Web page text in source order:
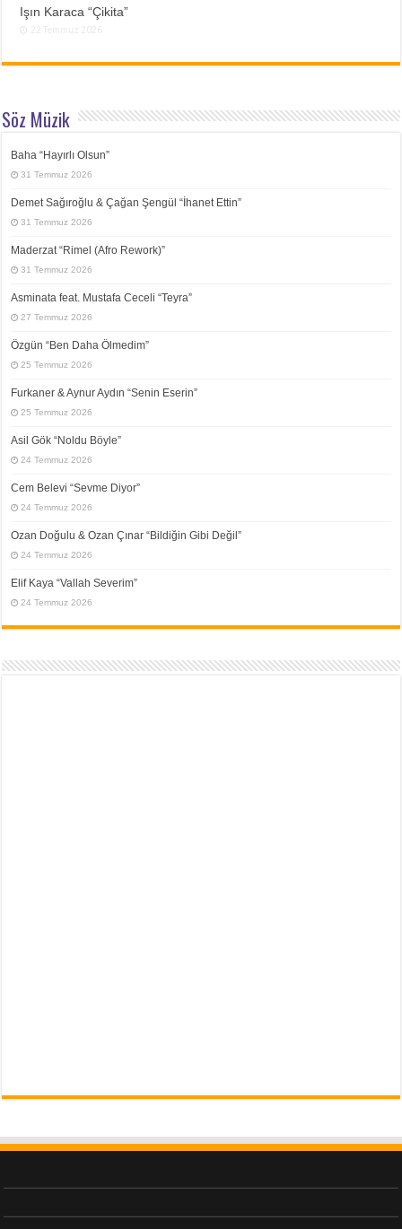
Işın Karaca “Çikita”
Söz Müzik
Baha “Hayırlı Olsun”
31 Temmuz 2026
Demet Sağıroğlu & Çağan Şengül “İhanet Ettin”
31 Temmuz 2026
Maderzat “Rimel (Afro Rework)”
31 Temmuz 2026
Asminata feat. Mustafa Ceceli “Teyra”
27 Temmuz 2026
Özgün “Ben Daha Ölmedim”
25 Temmuz 2026
Furkaner & Aynur Aydın “Senin Eserin”
25 Temmuz 2026
Asil Gök “Noldu Böyle”
24 Temmuz 2026
Cem Belevi “Sevme Diyor”
24 Temmuz 2026
Ozan Doğulu & Ozan Çınar “Bildiğin Gibi Değil”
24 Temmuz 2026
Elif Kaya “Vallah Severim”
24 Temmuz 2026